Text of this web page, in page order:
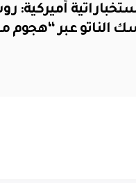
أميركية:
الناتو عبر “هجوم